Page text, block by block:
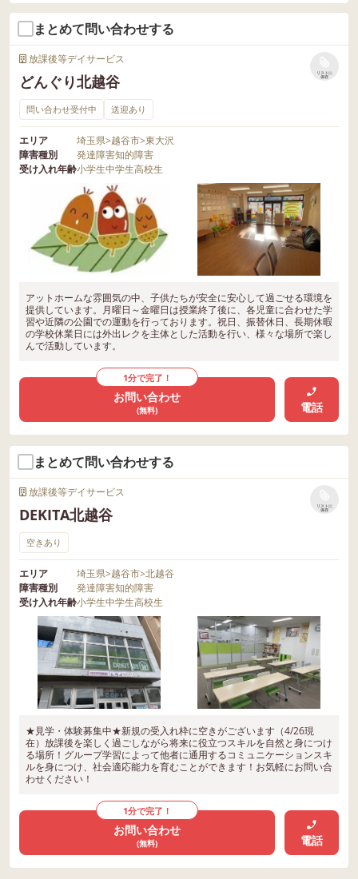
まとめて問い合わせする
放課後等デイサービス
どんぐり北越谷
リストに
保存
問い合わせ受付中 送迎あり
エリア 埼玉県>越谷市>東大沢
障害種別
発達障害知的障害
受け入れ年齢小学生中学生高校生
アットホームな雰囲気の中、子供たちが安全に安心して過ごせる環境を
提供しています。月曜日～金曜日は授業終了後に、各児童に合わせた学
習や近隣の公園での運動を行っております。祝日、振替休日、長期休暇
の学校休業日には外出レクを主体とした活動を行い、様々な場所で楽し
んで活動しています。
1分で完了！
お問い合わせ
(無料) 電話
まとめて問い合わせする
放課後等デイサービス
DEKITA北越谷
リストに
保存
空きあり
エリア 埼玉県>越谷市>北越谷
障害種別
発達障害知的障害
受け入れ年齢小学生中学生高校生
★見学・体験募集中★新規の受入れ枠に空きがございます（4/26現
在）放課後を楽しく過ごしながら将来に役立つスキルを自然と身につけ
る場所！グループ学習によって他者に通用するコミュニケーションスキ
ルを身につけ、社会適応能力を育むことができます！お気軽にお問い合
わせください！
1分で完了！
お問い合わせ
(無料) 電話